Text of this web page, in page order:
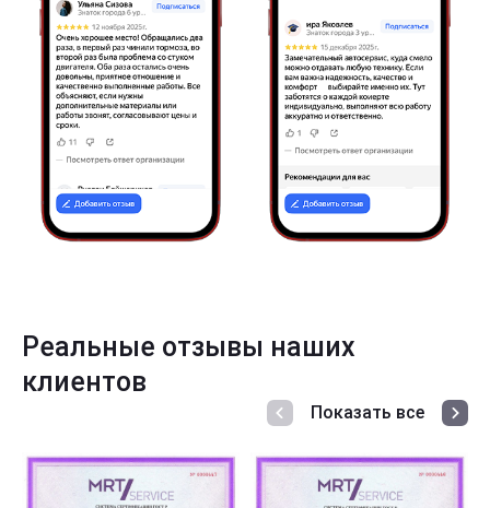
Реальные отзывы наших
клиентов
Показать все